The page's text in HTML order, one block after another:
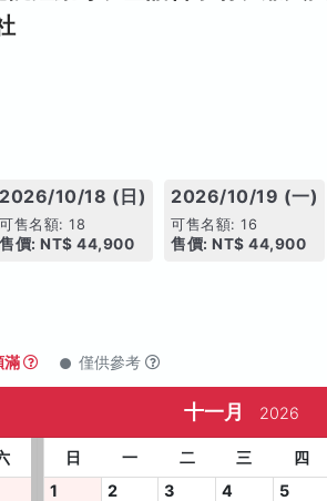
2026/10/18 (日)
可售名額: 18
售價: NT$ 44,900
2026/10/19 (一)
可售名額: 16
售價: NT$ 44,900
滿 僅供參考
十一月 2026
日 一 二 三 四
1
2 3 4 5